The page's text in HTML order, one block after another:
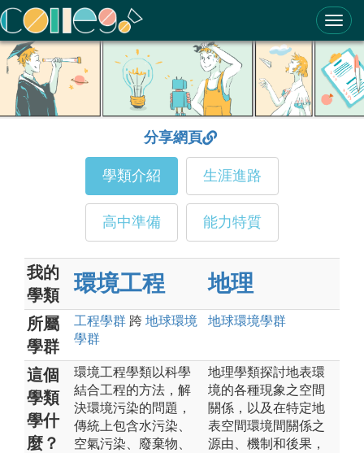
ColleGo! 大學選才與高中育才輔助系統
分享網頁
學類介紹 生涯進路
高中準備 能力特質
我的
學類
環境工程 地理
所屬
學群
工程學群 跨 地球環境
學群
地球環境學群
這個
學類
學什
麼？
環境工程學類以科學
結合工程的方法，解
決環境污染的問題，
傳統上包含水污染、
空氣污染、廢棄物、
地理學類探討地表環
境的各種現象之空間
關係，以及在特定地
表空間環境間關係之
源由、機制和後果，